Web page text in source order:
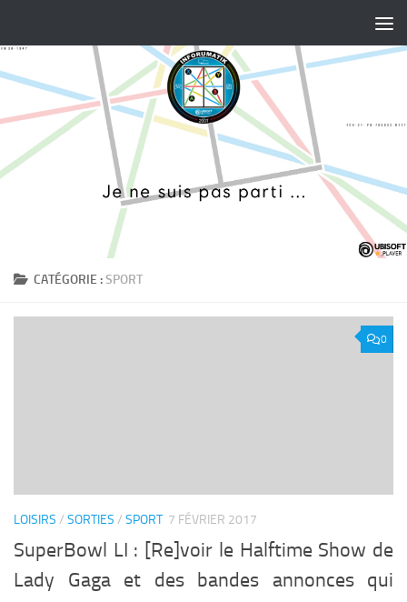
CATÉGORIE :SPORT
0
LOISIRS / SORTIES / SPORT 7 FÉVRIER 2017
SuperBowl LI : [Re]voir le Halftime Show de
Lady Gaga et des bandes annonces qui